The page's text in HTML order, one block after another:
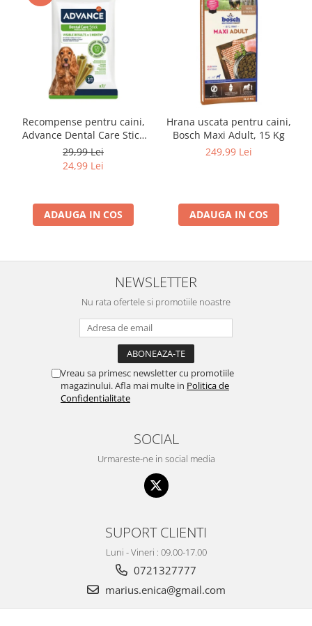
Recompense pentru caini,
Advance Dental Care Stick
Medium/Maxi, 180g
29,99 Lei
24,99 Lei
ADAUGA IN COS
Hrana uscata pentru caini,
Bosch Maxi Adult, 15 Kg
249,99 Lei
ADAUGA IN COS
NEWSLETTER
Nu rata ofertele si promotiile noastre
Vreau sa primesc newsletter cu promotiile
magazinului. Afla mai multe in Politica de
Confidentialitate
SOCIAL
Urmareste-ne in social media
SUPORT CLIENTI
Luni - Vineri : 09.00-17.00
0721327777
marius.enica@gmail.com